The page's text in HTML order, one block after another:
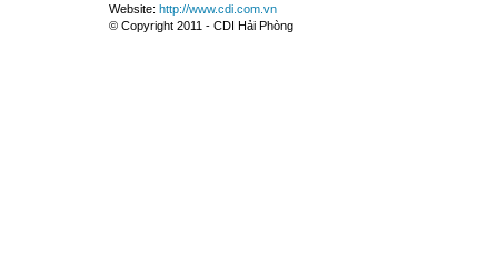
Website: http://www.cdi.com.vn
© Copyright 2011 - CDI Hải Phòng